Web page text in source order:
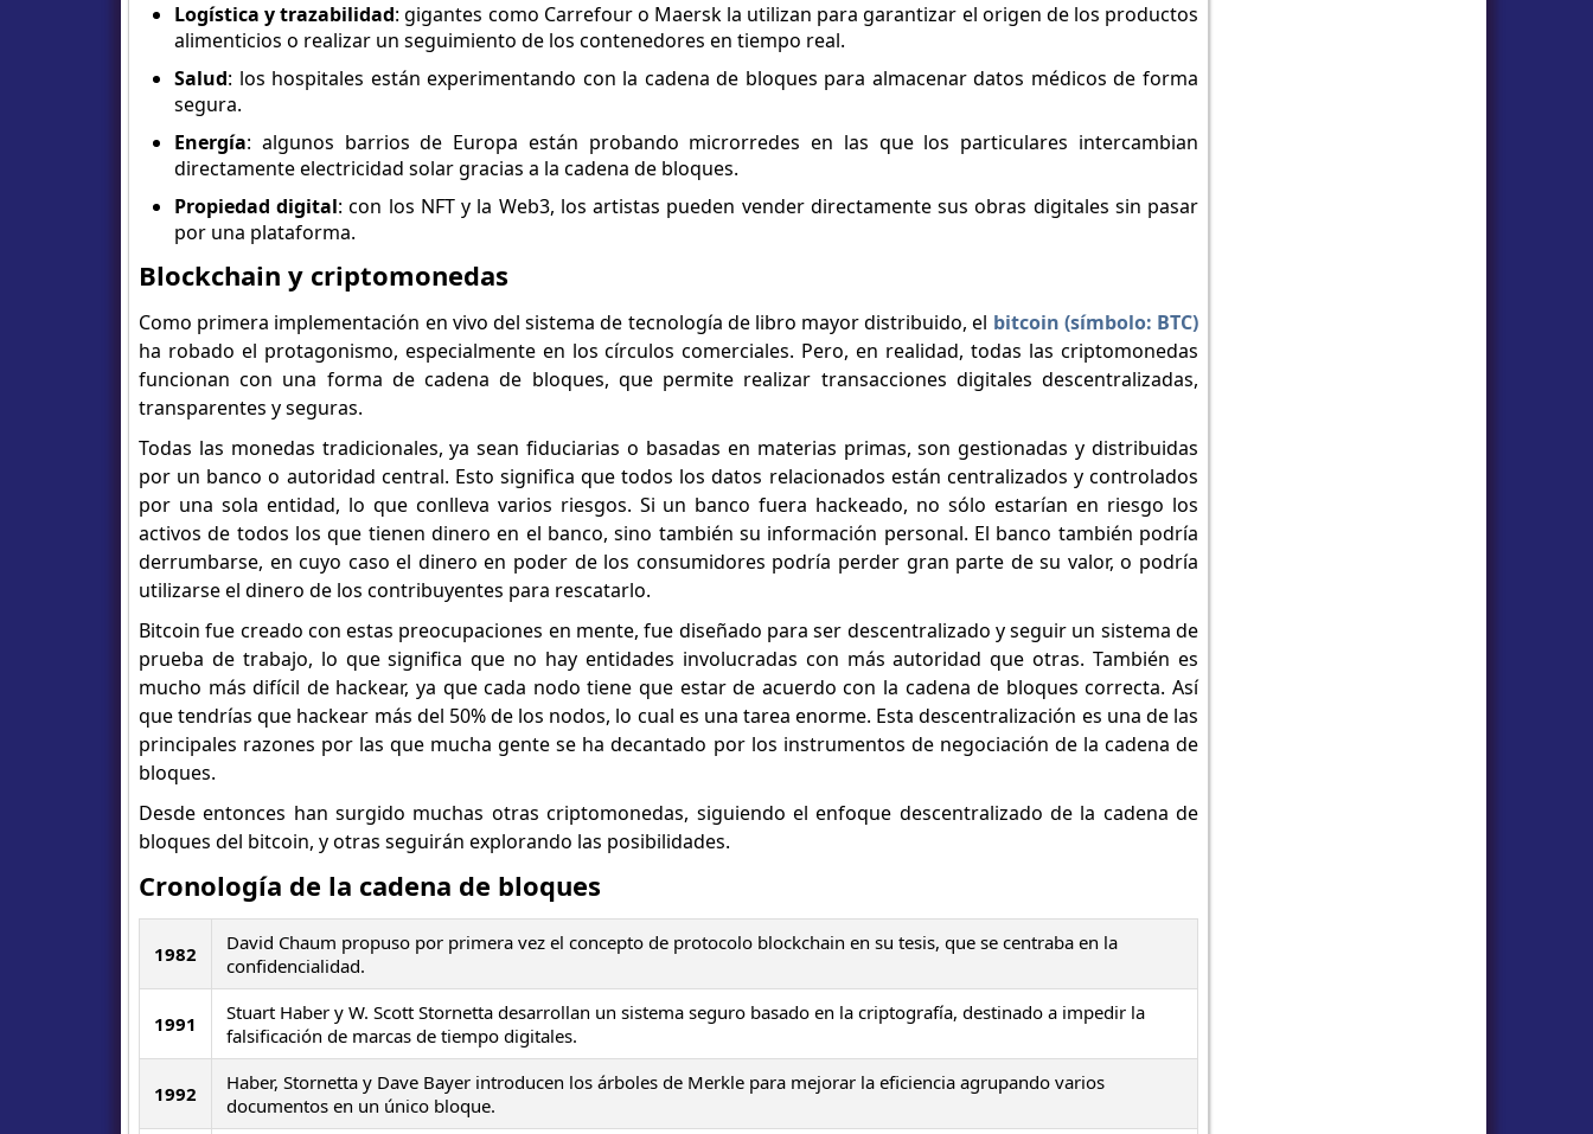
Logística y trazabilidad: gigantes como Carrefour o Maersk la utilizan para garantizar el origen de los productos
alimenticios o realizar un seguimiento de los contenedores en tiempo real.
Salud: los hospitales están experimentando con la cadena de bloques para almacenar datos médicos de forma
segura.
Energía: algunos barrios de Europa están probando microrredes en las que los particulares intercambian
directamente electricidad solar gracias a la cadena de bloques.
Propiedad digital: con los NFT y la Web3, los artistas pueden vender directamente sus obras digitales sin pasar
por una plataforma.
Blockchain y criptomonedas
Como primera implementación en vivo del sistema de tecnología de libro mayor distribuido, el bitcoin (símbolo: BTC)
ha robado el protagonismo, especialmente en los círculos comerciales. Pero, en realidad, todas las criptomonedas
funcionan con una forma de cadena de bloques, que permite realizar transacciones digitales descentralizadas,
transparentes y seguras.
Todas las monedas tradicionales, ya sean fiduciarias o basadas en materias primas, son gestionadas y distribuidas
por un banco o autoridad central. Esto significa que todos los datos relacionados están centralizados y controlados
por una sola entidad, lo que conlleva varios riesgos. Si un banco fuera hackeado, no sólo estarían en riesgo los
activos de todos los que tienen dinero en el banco, sino también su información personal. El banco también podría
derrumbarse, en cuyo caso el dinero en poder de los consumidores podría perder gran parte de su valor, o podría
utilizarse el dinero de los contribuyentes para rescatarlo.
Bitcoin fue creado con estas preocupaciones en mente, fue diseñado para ser descentralizado y seguir un sistema de
prueba de trabajo, lo que significa que no hay entidades involucradas con más autoridad que otras. También es
mucho más difícil de hackear, ya que cada nodo tiene que estar de acuerdo con la cadena de bloques correcta. Así
que tendrías que hackear más del 50% de los nodos, lo cual es una tarea enorme. Esta descentralización es una de las
principales razones por las que mucha gente se ha decantado por los instrumentos de negociación de la cadena de
bloques.
Desde entonces han surgido muchas otras criptomonedas, siguiendo el enfoque descentralizado de la cadena de
bloques del bitcoin, y otras seguirán explorando las posibilidades.
Cronología de la cadena de bloques
1982
David Chaum propuso por primera vez el concepto de protocolo blockchain en su tesis, que se centraba en la
confidencialidad.
1991
Stuart Haber y W. Scott Stornetta desarrollan un sistema seguro basado en la criptografía, destinado a impedir la
falsificación de marcas de tiempo digitales.
1992
Haber, Stornetta y Dave Bayer introducen los árboles de Merkle para mejorar la eficiencia agrupando varios
documentos en un único bloque.